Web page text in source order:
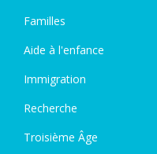
Familles
Aide à l'enfance
Immigration
Recherche
Troisième Âge